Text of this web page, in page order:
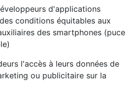
d'applications
conditions équitables aux
des smartphones (puce
l'accès à leurs données de
ou publicitaire sur la